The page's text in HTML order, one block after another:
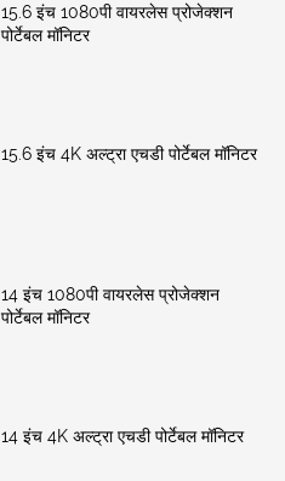
15.6 इंच 1080पी वायरलेस प्रोजेक्शन
पोर्टेबल मॉनिटर
15.6 इंच 4K अल्ट्रा एचडी पोर्टेबल मॉनिटर
14 इंच 1080पी वायरलेस प्रोजेक्शन
पोर्टेबल मॉनिटर
14 इंच 4K अल्ट्रा एचडी पोर्टेबल मॉनिटर